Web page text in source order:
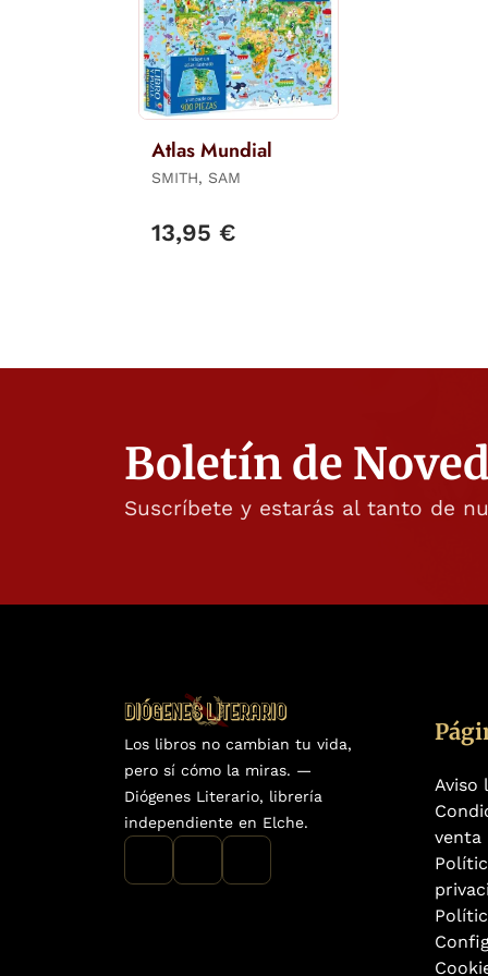
Atlas Mundial
SMITH, SAM
13,95 €
Boletín de
Suscríbete y estarás al tanto de
Los libros no cambian tu vida,
pero sí cómo la miras. —
Diógenes Literario, librería
independiente en Elche.
Aviso
venta